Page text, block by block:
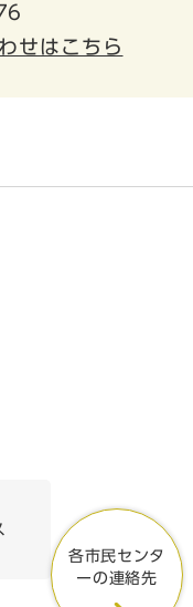
せはこちら
各市民センタ
ーの連絡先